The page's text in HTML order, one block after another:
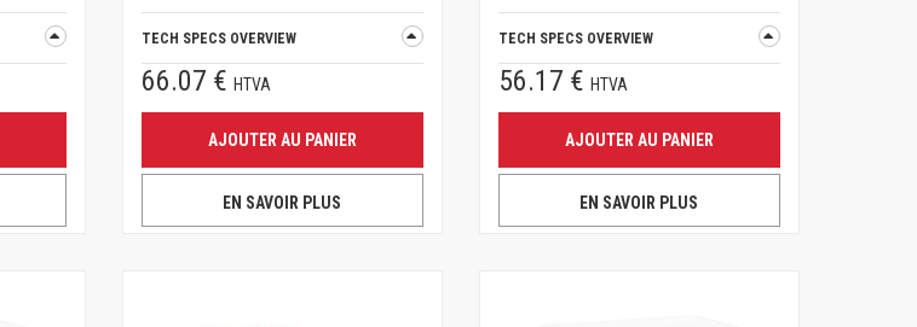
TECH SPECS OVERVIEW
66.07 € HTVA
AJOUTER AU PANIER
EN SAVOIR PLUS
TECH SPECS OVERVIEW
56.17 € HTVA
AJOUTER AU PANIER
EN SAVOIR PLUS